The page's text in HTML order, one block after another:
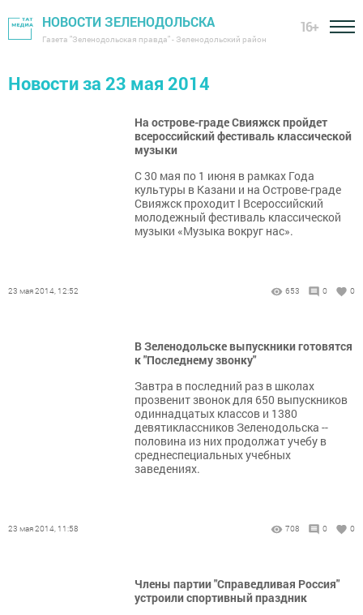
НОВОСТИ ЗЕЛЕНОДОЛЬСКА
Газета "Зеленодольская правда" - Зеленодольский район
16+
Новости за 23 мая 2014
На острове-граде Свияжск пройдет
всероссийский фестиваль классической
музыки
C 30 мая по 1 июня в рамках Года
культуры в Казани и на Острове-граде
Свияжск проходит I Всероссийский
молодежный фестиваль классической
музыки «Музыка вокруг нас».
23 мая 2014, 12:52 653 0 0
В Зеленодольске выпускники готовятся
к "Последнему звонку"
Завтра в последний раз в школах
прозвенит звонок для 650 выпускников
одиннадцатых классов и 1380
девятиклассников Зеленодольска --
половина из них продолжат учебу в
среднеспециальных учебных
заведениях.
23 мая 2014, 11:58 708 0 0
Члены партии "Справедливая Россия"
устроили спортивный праздник